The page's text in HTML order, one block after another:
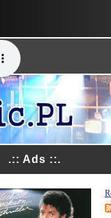
.:: Ads ::.